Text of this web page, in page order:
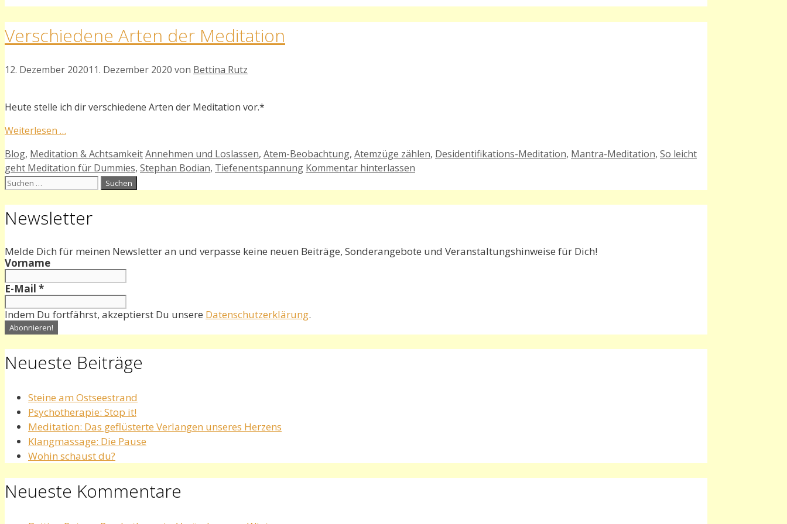
Verschiedene Arten der Meditation
12. Dezember 202011. Dezember 2020 von Bettina Rutz
Heute stelle ich dir verschiedene Arten der Meditation vor.*
Weiterlesen …
Kategorien
Blog, Meditation & AchtsamkeitSchlagwörter
Annehmen und Loslassen, Atem-Beobachtung, Atemzüge zählen, Desidentifikations-Meditation, Mantra-Meditation, So leicht
geht Meditation für Dummies, Stephan Bodian, Tiefenentspannung Kommentar hinterlassen
Suchen
Newsletter
Melde Dich für meinen Newsletter an und verpasse keine neuen Beiträge, Sonderangebote und Veranstaltungshinweise für Dich!
Vorname
E-Mail *
Indem Du fortfährst, akzeptierst Du unsere Datenschutzerklärung.
Neueste Beiträge
Steine am Ostseestrand
Psychotherapie: Stop it!
Meditation: Das geflüsterte Verlangen unseres Herzens
Klangmassage: Die Pause
Wohin schaust du?
Neueste Kommentare